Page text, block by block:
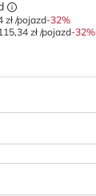
zł /pojazd-32%
zł /pojazd-32%